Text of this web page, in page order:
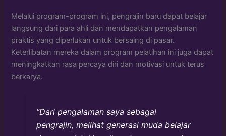
Melalui program-program ini, pengrajin baru dapat belajar
langsung dari para ahli dan mendapatkan pengalaman
praktis yang diperlukan untuk bersaing di pasar.
Keterlibatan mereka dalam program pelatihan ini juga dapat
meningkatkan rasa percaya diri dan motivasi untuk terus
berkarya.
“Dari pengalaman saya sebagai
pengrajin, melihat generasi muda belajar